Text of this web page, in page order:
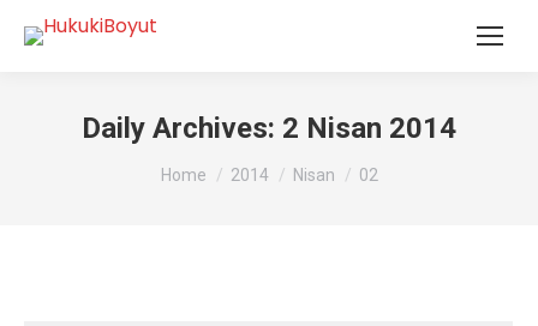
Daily Archives: 2 Nisan 2014
You are here:
Home 2014 Nisan 02